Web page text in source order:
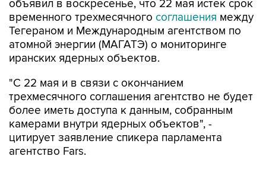
объявил в воскресенье, что 22 мая истек срок
временного трехмесячного соглашения между
Тегераном и Международным агентством по
атомной энергии (МАГАТЭ) о мониторинге
иранских ядерных объектов.
"С 22 мая и в связи с окончанием
трехмесячного соглашения агентство не будет
более иметь доступа к данным, собранным
камерами внутри ядерных объектов", -
цитирует заявление спикера парламента
агентство Fars.